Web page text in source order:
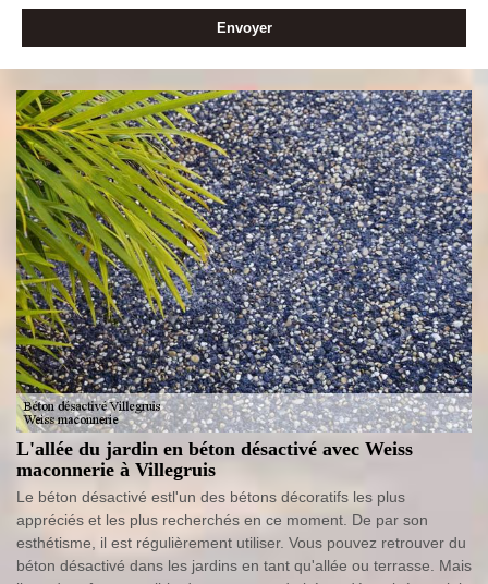
L'allée du jardin en béton désactivé avec Weiss
maconnerie à Villegruis
Le béton désactivé estl'un des bétons décoratifs les plus
appréciés et les plus recherchés en ce moment. De par son
esthétisme, il est régulièrement utiliser. Vous pouvez retrouver du
béton désactivé dans les jardins en tant qu'allée ou terrasse. Mais